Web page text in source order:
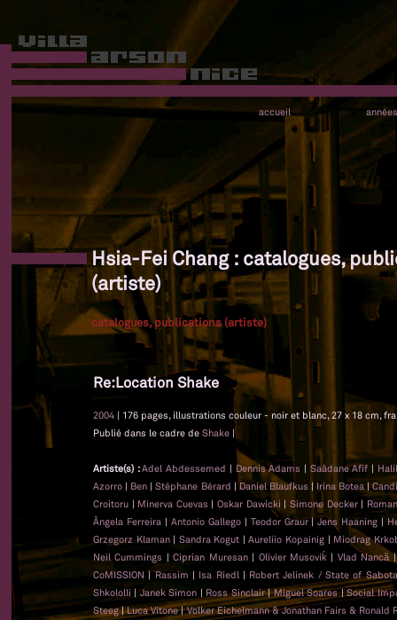
accueil années
Hsia-Fei Chang : catalogues,
(artiste)
catalogues, publications (artiste)
Re:Location Shake
2004 | 176 pages, illustrations couleur - noir et blanc, 27 x 18 cm,
Publié dans le cadre de Shake |
Artiste(s) :Adel Abdessemed | Dennis Adams | Saâdane Afif |
Azorro | Ben |Stéphane Bérard |Daniel Blaufkus | Irina Botea|
Croitoru | Minerva Cuevas |Oskar Dawicki | Simone Decker|
Ângela Ferreira | Antonio Gallego| Teodor Graur|Jens Haaning |
Grzegorz Klaman| Sandra Kogut |Aureliio Kopainig | Miodrag
Neil Cummings |Ciprian Muresan| Olivier Musoviḱ | Vlad Nancă
CoMISSION |Rassim | Isa Riedl | Robert Jelinek / State of
Shkololli |Janek Simon | Ross Sinclair|Miguel Soares|Social
Steeg|Luca Vitone|Volker Eichelmann & Jonathan Fairs & Ronald